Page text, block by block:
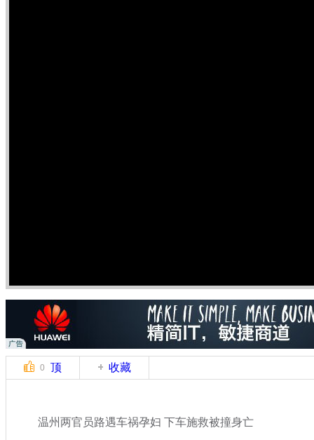
0 顶 收藏
温州两官员路遇车祸孕妇 下车施救被撞身亡